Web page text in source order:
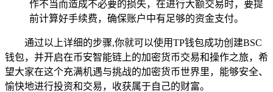
作不当而造成不必要的损失，在进行大额交易时，要提
前计算好手续费，确保账户中有足够的资金支付。
通过以上详细的步骤,你就可以使用TP钱包成功创建BSC
钱包，并开启在币安智能链上的加密货币交易和操作之旅，希
望大家在这个充满机遇与挑战的加密货币世界里，能够安全、
愉快地进行投资和交易，收获属于自己的财富。